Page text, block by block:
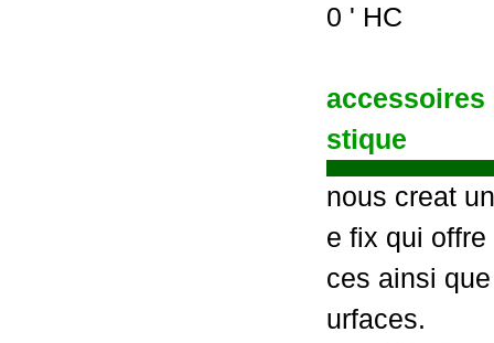
0 ' HC
stique
nous creat
e fix qui
ces ainsi
urfaces.